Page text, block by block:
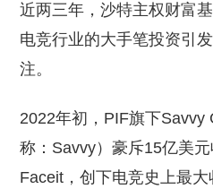
近两三年，沙特主权财富
电竞行业的大手笔投资引
注。
2022年初，PIF旗下Savvy
称：Savvy）豪斥15亿美
Faceit，创下电竞史上最大